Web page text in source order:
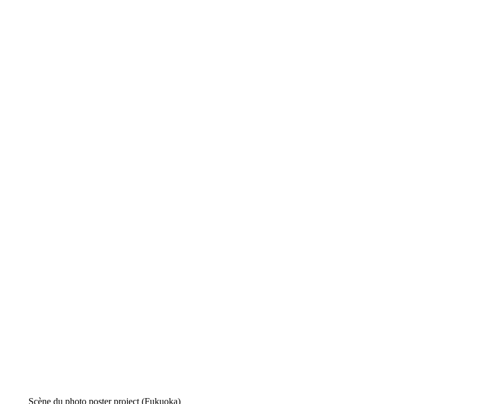
Scène du photo poster project (Fukuoka)